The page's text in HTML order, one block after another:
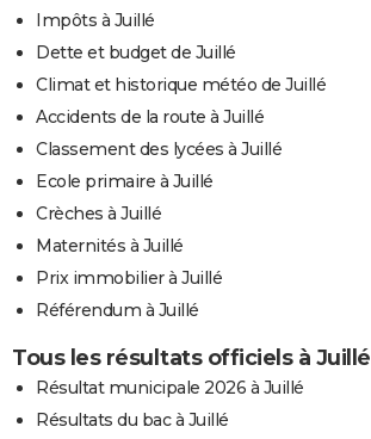
Impôts à Juillé
Dette et budget de Juillé
Climat et historique météo de Juillé
Accidents de la route à Juillé
Classement des lycées à Juillé
Ecole primaire à Juillé
Crèches à Juillé
Maternités à Juillé
Prix immobilier à Juillé
Référendum à Juillé
Tous les résultats officiels à Juillé
Résultat municipale 2026 à Juillé
Résultats du bac à Juillé